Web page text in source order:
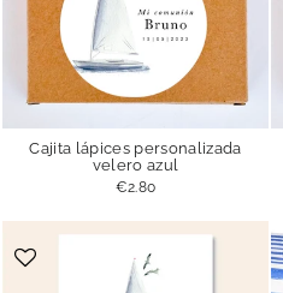
Cajita lápices personalizada
velero azul
€2.80